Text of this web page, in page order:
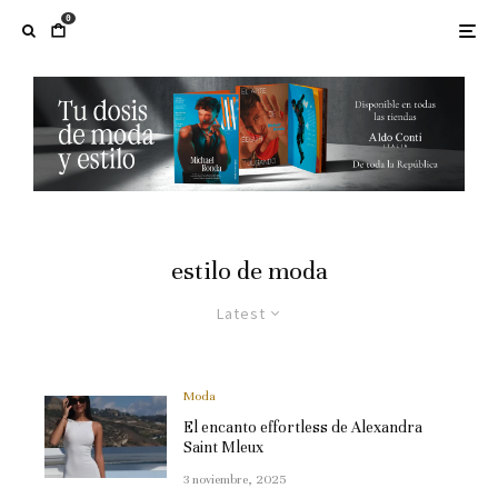
0
estilo de moda
Latest
Moda
El encanto effortless de Alexandra
Saint Mleux
3 noviembre, 2025